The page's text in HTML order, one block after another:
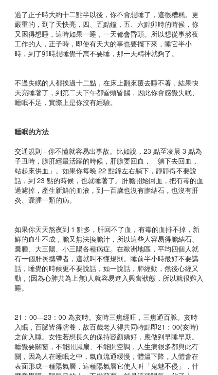
過了正子時大約十二點半以後，你不會想睡了，這很糟糕。更
嚴重的，到了天快亮，四、五點鐘，五、六點卯時的時候，你
又困得想睡，這時如果一睡，一天都會昏頭。所以想從事熬夜
工作的人，正子時，即使有天大的事也要擺下來，睡它半小
時，到了卯時想睡覺千萬不要睡，那一天精神就夠了。​
不過失眠的人都挨過十二點，在床上翻來覆去睡不著，結果快
天亮睡著了，到第二天下午都昏頭昏腦，因此你會感覺失眠、
睡眠不足，實際上是你沒有經驗。​
睡眠的方法​
交通規則 - 你不懂就容易出事故。比如說，23 點至凌晨 3 點為
子丑時，膽肝經最活躍的時候，肝膽要回血，「躺下去回血，
站起來供血」。如果你每晚 22 點鐘左右躺下，靜靜得不要說
話，到 23 點的時候，也就睡著了。肝膽開始回血，把有毒的血
過濾掉，產生新鮮的血液，到一百歲也沒有膽結石，也沒有肝
炎、囊腫一類的病。​
如果你天天熬夜到 1 點多，肝回不了血，有毒的血排不掉，新
鮮的血生不成，膽又無法換膽汁，所以這些人容易得膽結石、
囊腫、大三陽、小三陽各種病症。在歐洲地區，平均四個人就
有一個肝炎攜帶者，這就叫不懂規則。睡前半小時最好不要講
話，睡覺的時候更不要說話，如一說話，肺經動，然後心經又
動，(因為心肺共為上焦)人就容易進入興奮狀態，所以就很難入
睡。​
21：00—23：00 為亥時。亥時三焦經旺，三焦通百脈。亥時
入眠，百脈皆得濡養，故百歲老人得共同特點即21：00(亥時)
之前入睡。女性若想長久的保持容顏嬌好，應做到早睡早期。
睡覺要關窗，不能開風扇、不能開空調，人生病很多都與此有
關，因為人在睡眠之中，氣血流通緩慢，體溫下降，人體會在
表面形成一種陽氣層，這種陽氣層它使人叫「鬼魅不侵」，什